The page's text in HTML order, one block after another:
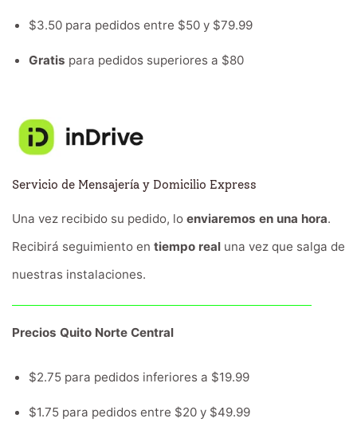
$3.50 para pedidos entre $50 y $79.99
Gratis para pedidos superiores a $80
Servicio de Mensajería y Domicilio Express
Una vez recibido su pedido, lo enviaremos en una hora.
Recibirá seguimiento en tiempo real una vez que salga de
nuestras instalaciones.
Precios Quito Norte Central
$2.75 para pedidos inferiores a $19.99
$1.75 para pedidos entre $20 y $49.99